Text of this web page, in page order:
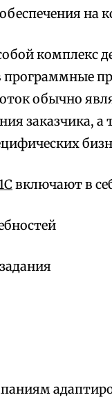
на
комплекс
программные
обычно
заказчика,
включают в